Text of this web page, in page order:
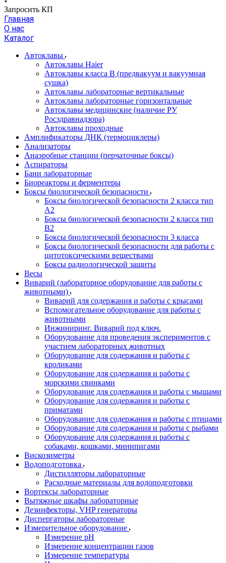
Запросить КП
Главная
О нас
Каталог
Автоклавы
Автоклавы Haier
Автоклавы класса B (предвакуум и вакуумная
сушка)
Автоклавы лабораторные вертикальные
Автоклавы лабораторные горизонтальные
Автоклавы медицинские (наличие РУ
Росздравнадзора)
Автоклавы проходные
Амплификаторы ДНК (термоциклеры)
Анализаторы
Анаэробные станции (перчаточные боксы)
Аспираторы
Бани лабораторные
Биореакторы и ферментеры
Боксы биологической безопасности
Боксы биологической безопасности 2 класса тип
A2
Боксы биологической безопасности 2 класса тип
B2
Боксы биологической безопасности 3 класса
Боксы биологической безопасности для работы с
цитотоксическими веществами
Боксы радиологической защиты
Весы
Виварий (лабораторное оборудование для работы с
животными)
Виварий для содержания и работы с крысами
Вспомогательное оборудование для работы с
животными
Инжиниринг. Виварий под ключ.
Оборудование для проведения экспериментов с
участием лабораторных животных
Оборудование для содержания и работы с
кроликами
Оборудование для содержания и работы с
морскими свинками
Оборудование для содержания и работы с мышами
Оборудование для содержания и работы с
приматами
Оборудование для содержания и работы с птицами
Оборудование для содержания и работы с рыбами
Оборудование для содержания и работы с
собаками, кошками, минипигами
Вискозиметры
Водоподготовка
Дистилляторы лабораторные
Расходные материалы для водоподготовки
Вортексы лабораторные
Вытяжные шкафы лабораторные
Дезинфекторы, VHP генераторы
Диспергаторы лабораторные
Измерительное оборудование
Измерение pH
Измерение концентрации газов
Измерение температуры